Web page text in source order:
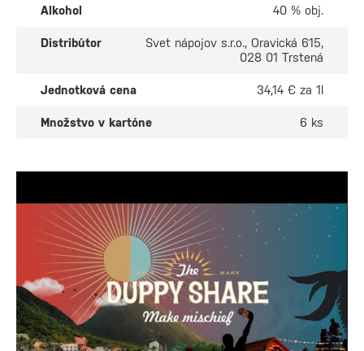
Alkohol 40 % obj.
Distribútor
Svet nápojov s.r.o., Oravická 615,
028 01 Trstená
Jednotková cena 34,14 € za 1l
Množstvo v kartóne 6 ks